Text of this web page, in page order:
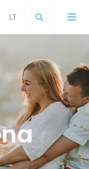
stiprinimas
stiprinimas
apie